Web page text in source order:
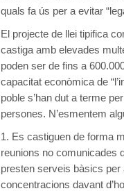
quals fa ús per a evitar
El projecte de llei tipifica
castiga amb elevades
poden ser de fins a
capacitat econòmica de
poble s’han dut a terme
persones. N’esmentem
1. Es castiguen de forma
reunions no comunicades
presten serveis bàsics
concentracions davant